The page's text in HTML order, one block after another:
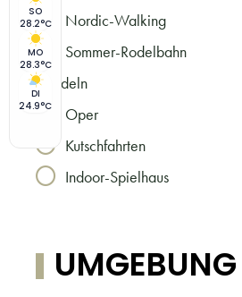
Nordic-Walking
Sommer-Rodelbahn
Rodeln
Oper
Kutschfahrten
Indoor-Spielhaus
SO
28.2°C
MO
28.3°C
DI
24.9°C